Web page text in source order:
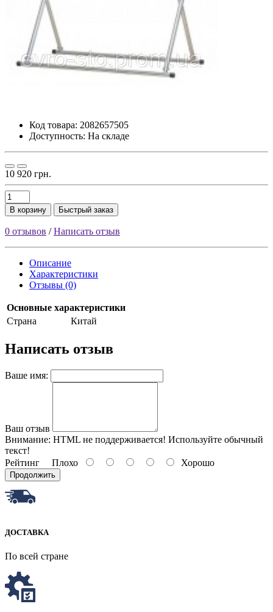
Код товара: 2082657505
Доступность: На складе
10 920 грн.
В корзину Быстрый заказ
0 отзывов /Написать отзыв
Описание
Характеристики
Отзывы (0)
Основные характеристики
Страна
Китай
Написать отзыв
Ваше имя:
Ваш отзыв
Внимание: HTML не поддерживается! Используйте обычный
текст!
Рейтинг Плохо Хорошо
Продолжить
ДОСТАВКА
По всей стране